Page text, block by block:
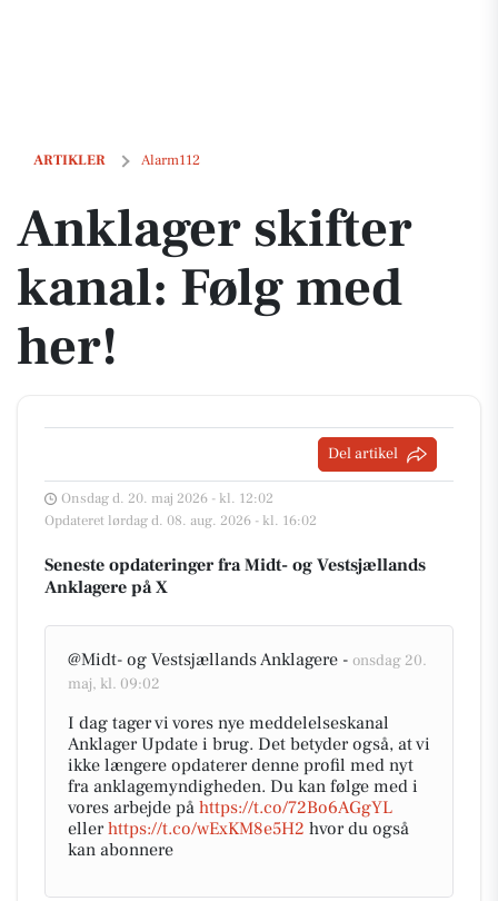
ARTIKLER Alarm112
Anklager skifter kanal: Følg med her!
Anklager skifter
kanal: Følg med
her!
Del artikel
Onsdag d. 20. maj 2026 - kl. 12:02
Opdateret lørdag d. 08. aug. 2026 - kl. 16:02
Seneste opdateringer fra Midt- og Vestsjællands
Anklagere på X
@Midt- og Vestsjællands Anklagere - onsdag 20.
maj, kl. 09:02
I dag tager vi vores nye meddelelseskanal
Anklager Update i brug. Det betyder også, at vi
ikke længere opdaterer denne profil med nyt
fra anklagemyndigheden. Du kan følge med i
vores arbejde på https://t.co/72Bo6AGgYL
ellerhttps://t.co/wExKM8e5H2 hvor du også
kan abonnere